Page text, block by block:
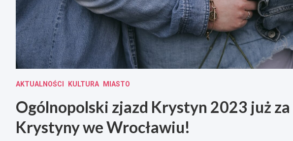
AKTUALNOŚCI KULTURA MIASTO
Ogólnopolski zjazd Krystyn 2023 już
Krystyny we Wrocławiu!